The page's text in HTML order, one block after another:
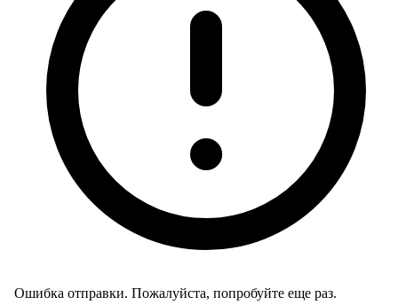
Ошибка отправки. Пожалуйста, попробуйте еще раз.